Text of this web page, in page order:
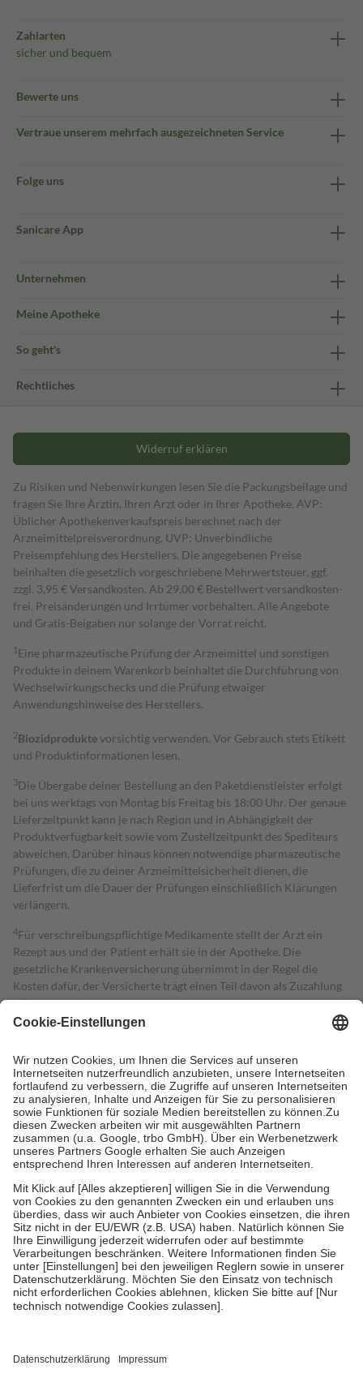
Zahlarten
sicher und bequem
Bewerte uns
Vertraue unserem mehrfach ausgezeichneten Service
Folge uns
Sanicare App
Unternehmen
Meine Apotheke
So geht's
Rechtliches
Widerruf erklären
Zu Risiken und Nebenwirkungen lesen Sie die Packungsbeilage und
fragen Sie Ihre Ärztin, Ihren Arzt oder in Ihrer Apotheke. AVP:
Üblicher Apothekenverkaufspreis berechnet nach der
Arzneimittelpreisverordnung. UVP: Unverbindliche
Preisempfehlung des Herstellers. Die angegebenen Preise
beinhalten die gesetzlich vorgeschriebene Mehrwertsteuer, ggf.
zzgl. 3,95 € Versandkosten. Ab 29,00 € Bestell­wert versand­kosten­
frei. Preisänderungen und Irrtümer vorbehalten. Alle Angebote
und Gratis-Beigaben nur solange der Vorrat reicht.
1 Eine pharmazeutische Prüfung der Arzneimittel und sonstigen
Produkte in deinem Warenkorb beinhaltet die Durchführung von
Wechselwirkungschecks und die Prüfung etwaiger
Anwendungshinweise des Herstellers.
2Biozidproduktevorsichtig verwenden. Vor Gebrauch stets Etikett
und Produktinformationen lesen.
3Die Übergabe deiner Bestellung an den Paketdienstleister erfolgt
bei uns werktags von Montag bis Freitag bis 18:00 Uhr. Der genaue
Lieferzeitpunkt kann je nach Region und in Abhängigkeit der
Produktverfügbarkeit sowie vom Zustellzeitpunkt des Spediteurs
abweichen. Darüber hinaus können notwendige pharmazeutische
Prüfungen, die zu deiner Arzneimittelsicherheit dienen, die
Lieferfrist um die Dauer der Prüfungen einschließlich Klärungen
verlängern.
4Für verschreibungspflichtige Medikamente stellt der Arzt ein
Rezept aus und der Patient erhält sie in der Apotheke. Die
gesetzliche Krankenversicherung übernimmt in der Regel die
Kosten dafür, der Versicherte trägt einen Teil davon als Zuzahlung
mit.
Grundsätzlich leisten Mitglieder Zuzahlungen in Höhe von zehn
höchstens zehn Euro.
Es sind jedoch nie mehr als die tatsächlichen
Kosten der Leistung zu entrichten.
Diese Regeln gelten grundsätzlich auch für Online-Apotheken.
Bei Heilmitteln und häuslicher Krankenpflege beträgt die
Zuzahlung zehn Prozent der Kosten sowie zehn Euro je
Verordnung.
Um das Engagement der Versicherten für ihre eigene Gesundheit zu
stärken und die besondere Stellung der Familie zu unterstützen,
fallenkeine Zuzahlungenan bei:
• Kindern und Jugendlichen bis zum vollendeten 18. Lebensjahr
mit Ausnahme der Fahrkosten
• Untersuchungen zur Vorsorge und Früherkennung, die von der
GKV getragen werden
• empfohlenen Schutzimpfungen
• Harn- und Blutteststreifen
getroffen, um sicherzustellen, dass es sich um echte Bewertungen